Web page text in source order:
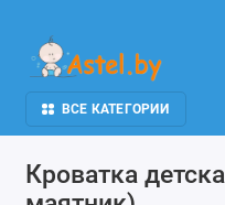
ВСЕ КАТЕГОРИИ
Кроватка